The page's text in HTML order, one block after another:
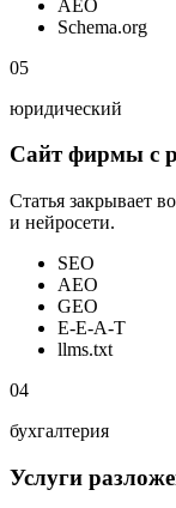
AEO
Schema.org
05
юридический
Сайт фирмы с
Статья закрывает
и нейросети.
SEO
AEO
GEO
E-E-A-T
llms.txt
04
бухгалтерия
Услуги